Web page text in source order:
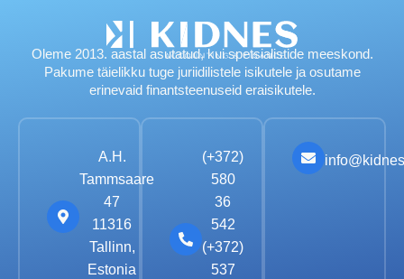
Oleme 2013. aastal asutatud, kui spetsialistide meeskond.
Pakume täielikku tuge juriidilistele isikutele ja osutame
erinevaid finantsteenuseid eraisikutele.
A.H.
Tammsaare
47
11316
Tallinn,
Estonia
(+372)
580
36
542
(+372)
537